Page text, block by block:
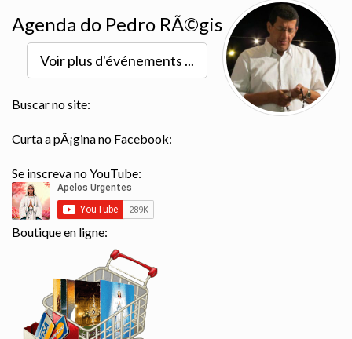
Agenda do Pedro RÃ©gis
Voir plus d'événements ...
Buscar no site:
Curta a pÃ¡gina no Facebook:
Se inscreva no YouTube:
Boutique en ligne: